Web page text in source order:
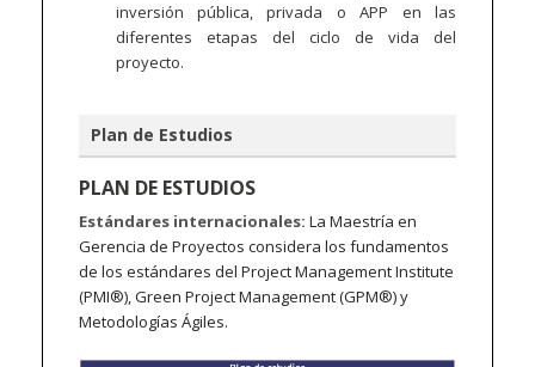
inversión pública, privada o APP en las
diferentes etapas del ciclo de vida del
proyecto.
Plan de Estudios
PLAN DE ESTUDIOS
Estándares internacionales: La Maestría en
Gerencia de Proyectos considera los fundamentos
de los estándares del Project Management Institute
(PMI®), Green Project Management (GPM®) y
Metodologías Ágiles.